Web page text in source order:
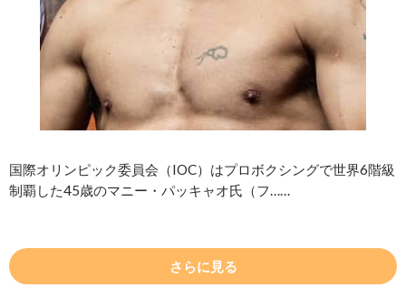
国際オリンピック委員会（IOC）はプロボクシングで世界6階級
制覇した45歳のマニー・パッキャオ氏（フ……
さらに見る